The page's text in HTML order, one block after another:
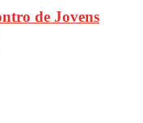
de Jovens